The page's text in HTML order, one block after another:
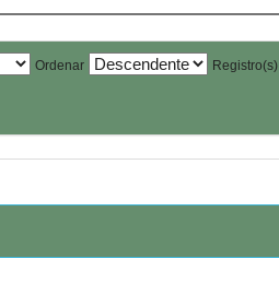
Ordenar Registro(s)